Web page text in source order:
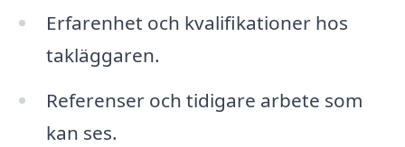
Erfarenhet och kvalifikationer hos
takläggaren.
Referenser och tidigare arbete som
kan ses.